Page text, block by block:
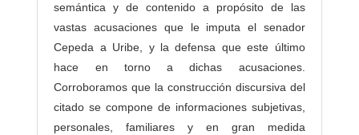
semántica y de contenido a propósito de las
vastas acusaciones que le imputa el senador
Cepeda a Uribe, y la defensa que este último
hace en torno a dichas acusaciones.
Corroboramos que la construcción discursiva del
citado se compone de informaciones subjetivas,
personales, familiares y en gran medida